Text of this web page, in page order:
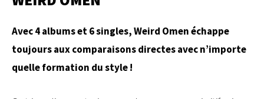
Avec 4 albums et 6 singles, Weird Omen échappe
toujours aux comparaisons directes avec n’importe
quelle formation du style !